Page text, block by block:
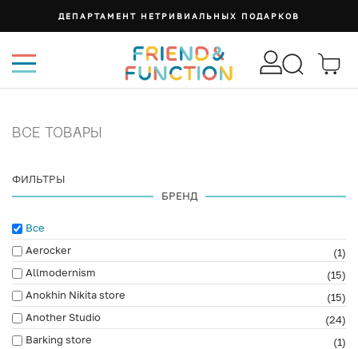
ДЕПАРТАМЕНТ НЕТРИВИАЛЬНЫХ ПОДАРКОВ
ВСЕ ТОВАРЫ
ФИЛЬТРЫ
БРЕНД
Все
Aerocker
(1)
Allmodernism
(15)
Anokhin Nikita store
(15)
Another Studio
(24)
Barking store
(1)